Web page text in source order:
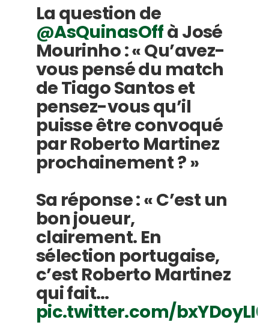
La question de
@AsQuinasOffà José
Mourinho : « Qu’avez-
vous pensé du match
de Tiago Santos et
pensez-vous qu’il
puisse être convoqué
par Roberto Martinez
prochainement ? »
Sa réponse : « C’est un
bon joueur,
clairement. En
sélection portugaise,
c’est Roberto Martinez
qui fait…
pic.twitter.com/